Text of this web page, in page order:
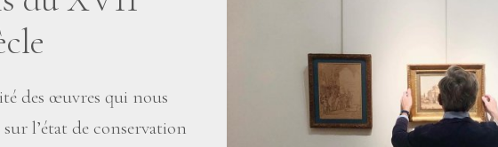
des œuvres qui nous
l’état de conservation